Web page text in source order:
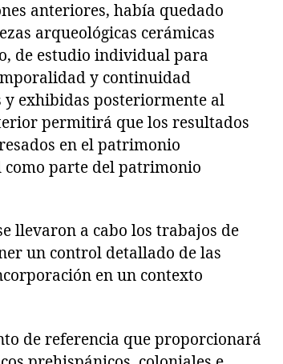
anteriores, había quedado
arqueológicas cerámicas
de estudio individual para
y continuidad
y exhibidas posteriormente al
permitirá que los resultados
en el patrimonio
parte del patrimonio
llevaron a cabo los trabajos de
un control detallado de las
en un contexto
de referencia que proporcionará